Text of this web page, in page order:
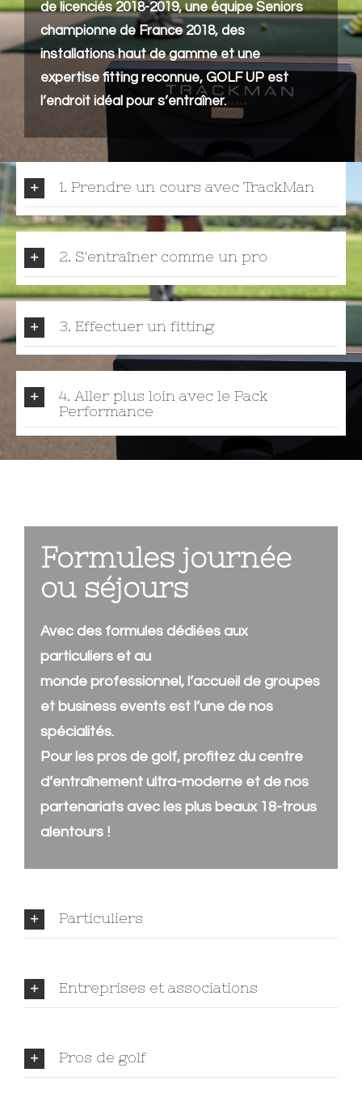
de licenciés 2018-2019, une équipe Seniors
championne de France 2018, des
installations haut de gamme et une
expertise fitting reconnue, GOLF UP est
l’endroit idéal pour s’entraîner.
1. Prendre un cours avec TrackMan
2. S'entraîner comme un pro
3. Effectuer un fitting
4. Aller plus loin avec le Pack
Performance
Formules journée
ou séjours
Avec des formules dédiées aux
particuliers et au
monde professionnel, l’accueil de groupes
et business events est l’une de nos
spécialités.
Pour les pros de golf, profitez du centre
d’entraînement ultra-moderne et de nos
partenariats avec les plus beaux 18-trous
alentours !
Particuliers
Entreprises et associations
Pros de golf